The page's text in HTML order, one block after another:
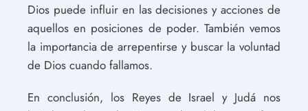
Dios puede influir en las decisiones y acciones de
aquellos en posiciones de poder. También vemos
la importancia de arrepentirse y buscar la voluntad
de Dios cuando fallamos.
En conclusión, los Reyes de Israel y Judá nos